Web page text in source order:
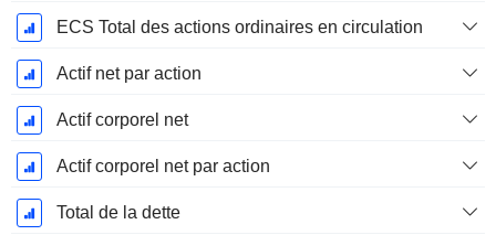
ECS Total des actions ordinaires en circulation
Actif net par action
Actif corporel net
Actif corporel net par action
Total de la dette